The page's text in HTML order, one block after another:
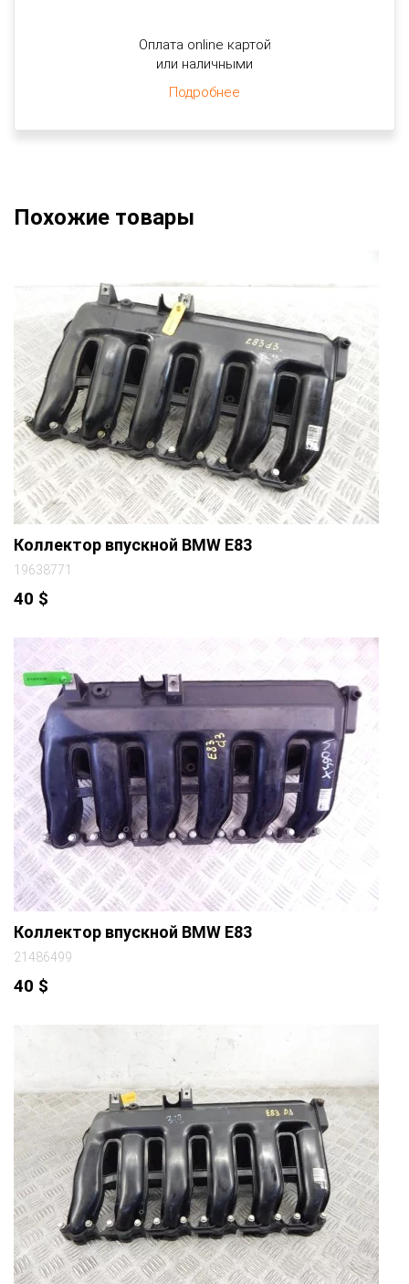
Оплата online картой
или наличными
Подробнее
Похожие товары
Коллектор впускной BMW E83
19638771
40 $
Коллектор впускной BMW E83
21486499
40 $